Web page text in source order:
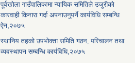
पूर्वखोला गाउँपालिकामा न्यायिक समितिले उजुरीको
कारवाही किनारा गर्दा अपनाउनुपर्ने कार्यविधि सम्बन्धि
ऐन,२०७५
स्थानिय तहको उपभोक्ता समिति गठन, परिचालन तथा
व्यवस्थापन सम्बन्धि कार्यविधि,२०७५